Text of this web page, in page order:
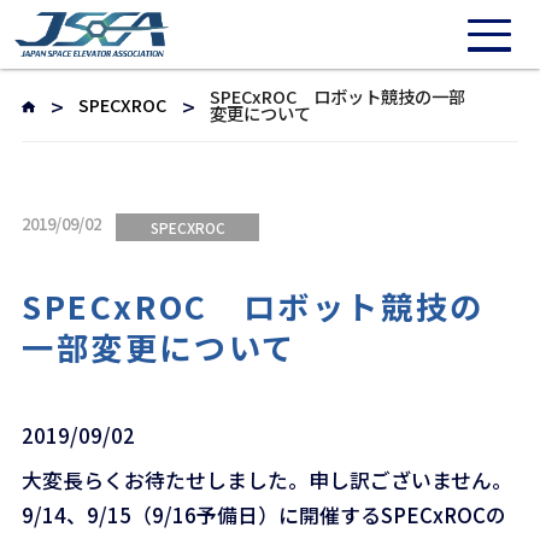
SPECXROC SPECxROC ロボット競技の一部
変更について
2019/09/02 SPECXROC
SPECxROC ロボット競技の
一部変更について
2019/09/02
大変長らくお待たせしました。申し訳ございません。
9/14、9/15（9/16予備日）に開催するSPECxROCの